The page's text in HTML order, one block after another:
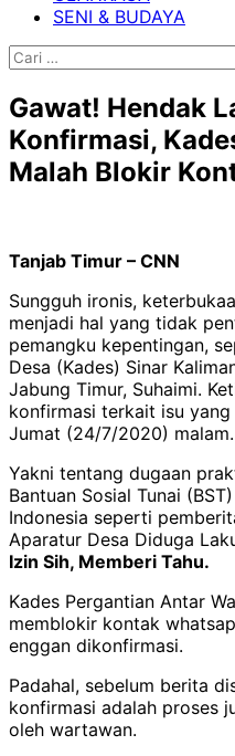
SENI & BUDAYA
Cari
Gawat! Hendak
Konfirmasi,
Malah Blokir
Tanjab Timur – CNN
Sungguh ironis,
menjadi hal yang tidak
pemangku kepentingan,
Desa (Kades) Sinar
Jabung Timur, Suhaimi.
konfirmasi terkait isu
Jumat (24/7/2020) malam.
Yakni tentang dugaan
Bantuan Sosial Tunai
Indonesia seperti
Aparatur Desa Diduga
Izin Sih, Memberi Tahu.
Kades Pergantian Antar
memblokir kontak
enggan dikonfirmasi.
Padahal, sebelum berita
konfirmasi adalah proses
oleh wartawan.